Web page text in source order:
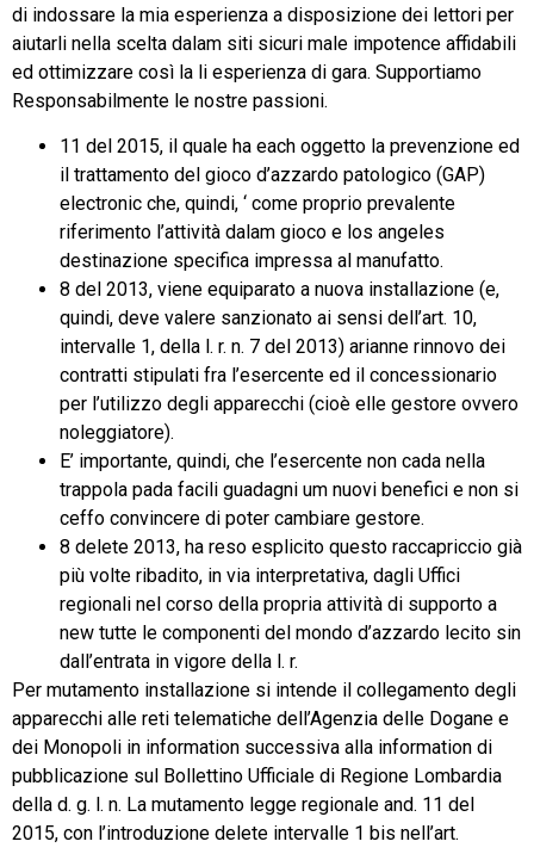
di indossare la mia esperienza a disposizione dei lettori per
aiutarli nella scelta dalam siti sicuri male impotence affidabili
ed ottimizzare così la li esperienza di gara. Supportiamo
Responsabilmente le nostre passioni.
11 del 2015, il quale ha each oggetto la prevenzione ed
il trattamento del gioco d’azzardo patologico (GAP)
electronic che, quindi, ‘ come proprio prevalente
riferimento l’attività dalam gioco e los angeles
destinazione specifica impressa al manufatto.
8 del 2013, viene equiparato a nuova installazione (e,
quindi, deve valere sanzionato ai sensi dell’art. 10,
intervalle 1, della l. r. n. 7 del 2013) arianne rinnovo dei
contratti stipulati fra l’esercente ed il concessionario
per l’utilizzo degli apparecchi (cioè elle gestore ovvero
noleggiatore).
E’ importante, quindi, che l’esercente non cada nella
trappola pada facili guadagni um nuovi benefici e non si
ceffo convincere di poter cambiare gestore.
8 delete 2013, ha reso esplicito questo raccapriccio già
più volte ribadito, in via interpretativa, dagli Uffici
regionali nel corso della propria attività di supporto a
new tutte le componenti del mondo d’azzardo lecito sin
dall’entrata in vigore della l. r.
Per mutamento installazione si intende il collegamento degli
apparecchi alle reti telematiche dell’Agenzia delle Dogane e
dei Monopoli in information successiva alla information di
pubblicazione sul Bollettino Ufficiale di Regione Lombardia
della d. g. l. n. La mutamento legge regionale and. 11 del
2015, con l’introduzione delete intervalle 1 bis nell’art.